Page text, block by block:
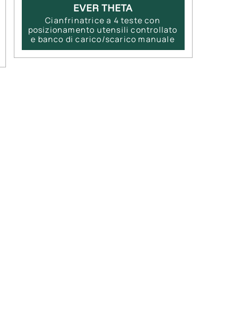
EVER THETA
Cianfrinatrice a 4 teste con
posizionamento utensili controllato
e banco di carico/scarico manuale